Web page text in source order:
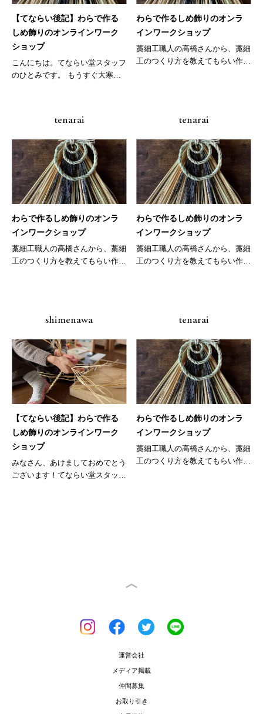
【てならい後記】わらで作る
しめ飾りのオンラインワーク
ショップ
こんにちは。てならい堂スタッフ
のひとみです。 もうすぐ大寒！
わらで作るしめ飾りのオンラ
インワークショップ
藁細工職人の高橋さんから、藁細
工のつくり方を教えてもらい作品
tenarai
わらで作るしめ飾りのオンラ
インワークショップ
藁細工職人の高橋さんから、藁細
工のつくり方を教えてもらい作品
tenarai
わらで作るしめ飾りのオンラ
インワークショップ
藁細工職人の高橋さんから、藁細
工のつくり方を教えてもらい作品
shimenawa
【てならい後記】わらで作る
しめ飾りのオンラインワーク
ショップ
みなさん、あけましておめでとう
ございます！てならい堂スタッフ
tenarai
わらで作るしめ飾りのオンラ
インワークショップ
藁細工職人の高橋さんから、藁細
工のつくり方を教えてもらい作品
運営会社
メディア掲載
仲間募集
お取り引き